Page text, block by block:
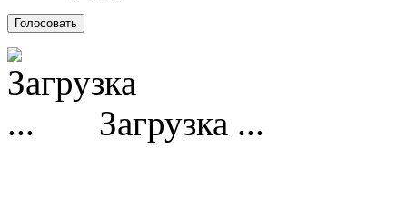
Загрузка ...